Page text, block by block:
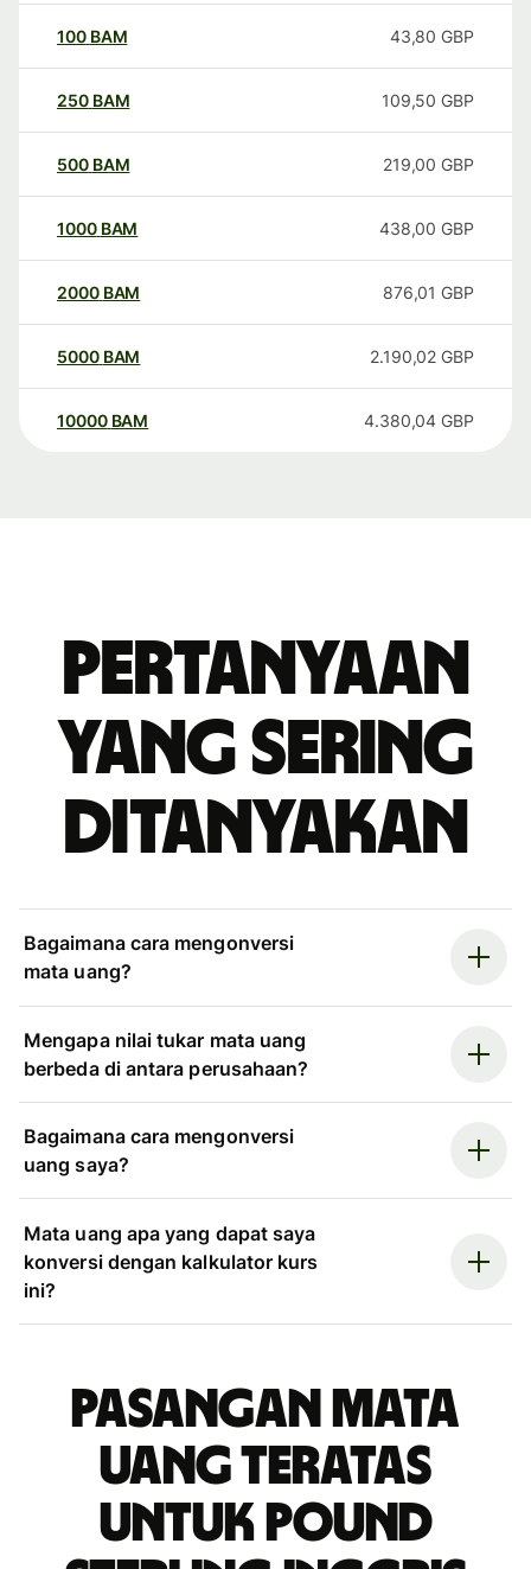
100 BAM 43,80 GBP
250 BAM 109,50 GBP
500 BAM 219,00 GBP
1000 BAM 438,00 GBP
2000 BAM 876,01 GBP
5000 BAM 2.190,02 GBP
10000 BAM 4.380,04 GBP
Pertanyaan
yang sering
ditanyakan
Bagaimana cara mengonversi
mata uang?
Mengapa nilai tukar mata uang
berbeda di antara perusahaan?
Bagaimana cara mengonversi
uang saya?
Mata uang apa yang dapat saya
konversi dengan kalkulator kurs
ini?
Pasangan mata
uang teratas
untuk pound